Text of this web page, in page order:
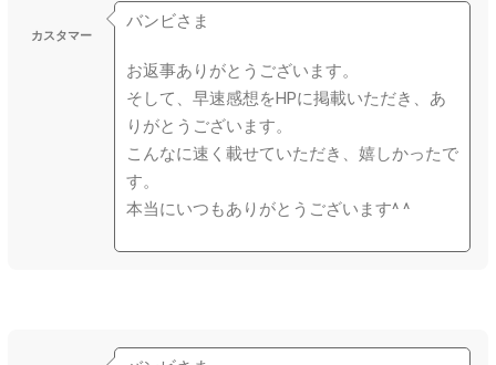
カスタマー
バンビさま
お返事ありがとうございます。
そして、早速感想をHPに掲載いただき、あ
りがとうございます。
こんなに速く載せていただき、嬉しかったで
す。
本当にいつもありがとうございます^ ^